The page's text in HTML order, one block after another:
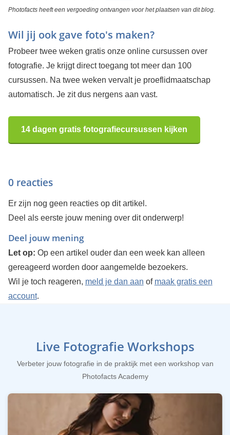
Photofacts heeft een vergoeding ontvangen voor het plaatsen van dit blog.
Wil jij ook gave foto's maken?
Probeer twee weken gratis onze online cursussen over
fotografie. Je krijgt direct toegang tot meer dan 100
cursussen. Na twee weken vervalt je proeflidmaatschap
automatisch. Je zit dus nergens aan vast.
14 dagen gratis fotografiecursussen kijken
0 reacties
Er zijn nog geen reacties op dit artikel.
Deel als eerste jouw mening over dit onderwerp!
Deel jouw mening
Let op: Op een artikel ouder dan een week kan alleen
gereageerd worden door aangemelde bezoekers.
Wil je toch reageren, meld je dan aan of maak gratis een
account.
Live Fotografie Workshops
Verbeter jouw fotografie in de praktijk met een workshop van
Photofacts Academy